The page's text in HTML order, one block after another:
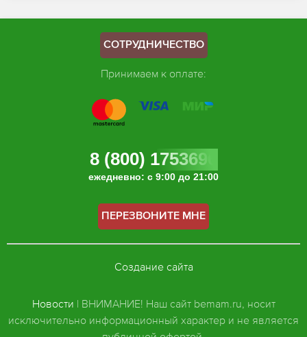
СОТРУДНИЧЕСТВО
Принимаем к оплате:
8 (800) 1753696
ежедневно: с 9:00 до 21:00
ПЕРЕЗВОНИТЕ МНЕ
Новости | ВНИМАНИЕ! Наш сайт bemam.ru, носит
исключительно информационный характер и не является
Создание сайта